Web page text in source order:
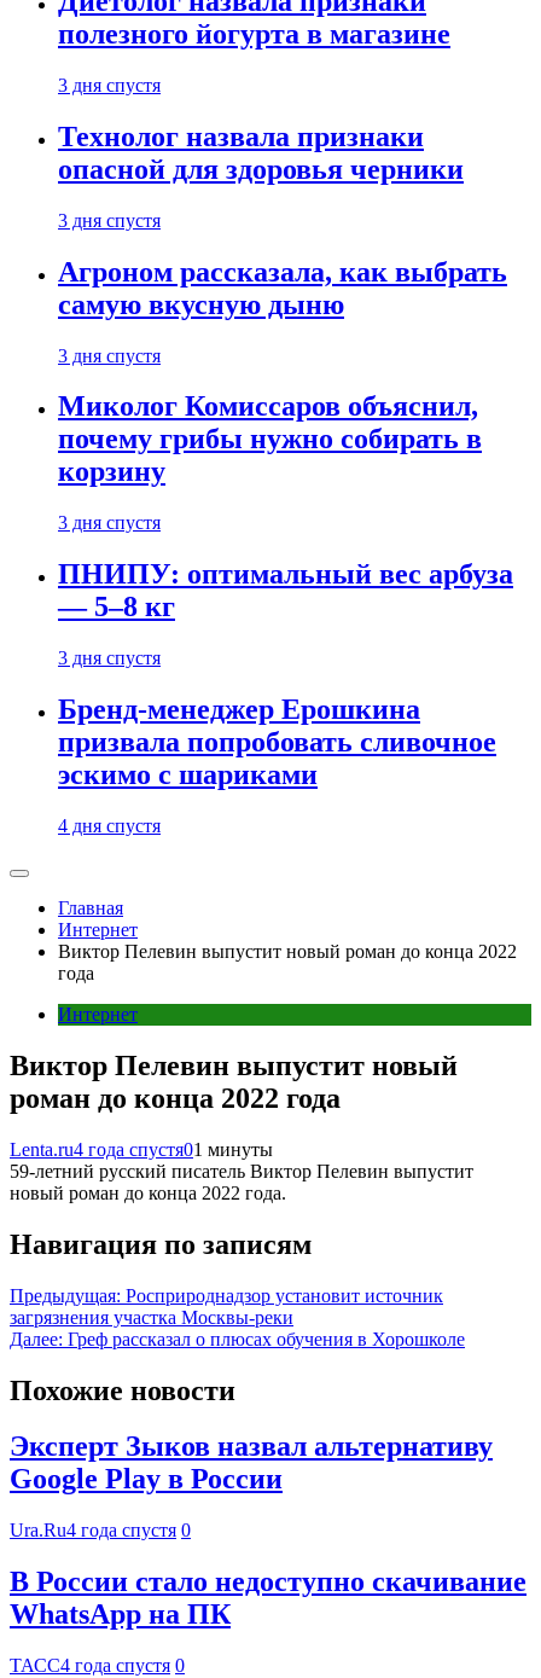
полезного йогурта в магазине
3 дня спустя
Технолог назвала признаки
опасной для здоровья черники
3 дня спустя
Агроном рассказала, как выбрать
самую вкусную дыню
3 дня спустя
Миколог Комиссаров объяснил,
почему грибы нужно собирать в
корзину
3 дня спустя
ПНИПУ: оптимальный вес арбуза
— 5–8 кг
3 дня спустя
Бренд-менеджер Ерошкина
призвала попробовать сливочное
эскимо с шариками
4 дня спустя
Главная
Интернет
Виктор Пелевин выпустит новый роман до конца 2022
года
Интернет
Виктор Пелевин выпустит новый
роман до конца 2022 года
Lenta.ru4 года спустя01 минуты
59-летний русский писатель Виктор Пелевин выпустит
новый роман до конца 2022 года.
Навигация по записям
Предыдущая: Росприроднадзор установит источник
загрязнения участка Москвы-реки
Далее: Греф рассказал о плюсах обучения в Хорошколе
Похожие новости
Эксперт Зыков назвал альтернативу
Google Play в России
Ura.Ru4 года спустя 0
В России стало недоступно скачивание
WhatsApp на ПК
ТАСС4 года спустя 0